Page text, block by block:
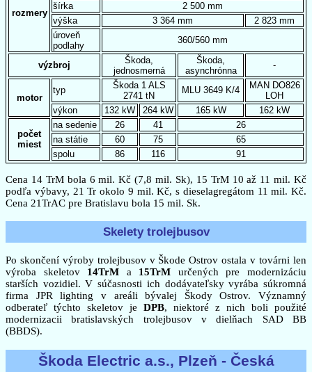
rozmery
šírka
2 500 mm
výška
3 364 mm
2 823 mm
úroveň
podlahy
360/560 mm
výzbroj
Škoda,
jednosmerná
Škoda,
asynchrónna
-
motor
typ
Škoda 1 ALS
2741 tN
MLU 3649 K/4
MAN DO826
LOH
výkon
132 kW 264 kW 165 kW 162 kW
počet
miest
na sedenie 26 41
26
na státie
60 75
65
spolu
86 116 91
Cena 14 TrM bola 6 mil. Kč (7,8 mil. Sk), 15 TrM 10 až 11 mil. Kč
podľa výbavy, 21 Tr okolo 9 mil. Kč, s dieselagregátom 11 mil. Kč.
Cena 21TrAC pre Bratislavu bola 15 mil. Sk.
Skelety trolejbusov
Po skončení výroby trolejbusov v Škode Ostrov ostala v továrni len
výroba skeletov 14TrM a 15TrM určených pre modernizáciu
starších vozidiel. V súčasnosti ich dodávateľsky vyrába súkromná
firma JPR lighting v areáli bývalej Škody Ostrov. Významný
odberateľ týchto skeletov je DPB, niektoré z nich boli použité
modernizacii bratislavských trolejbusov v dielňach SAD BB
(BBDS).
Škoda Electric a.s., Plzeň - Česká